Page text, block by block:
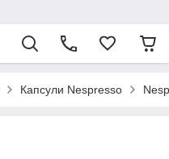
Капсули Nespresso